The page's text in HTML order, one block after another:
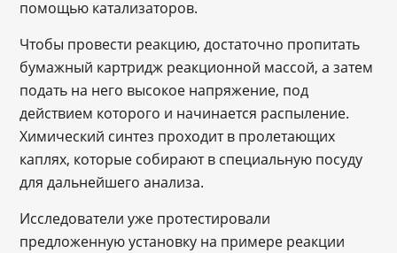
помощью катализаторов.
Чтобы провести реакцию, достаточно пропитать
бумажный картридж реакционной массой, а затем
подать на него высокое напряжение, под
действием которого и начинается распыление.
Химический синтез проходит в пролетающих
каплях, которые собирают в специальную посуду
для дальнейшего анализа.
Исследователи уже протестировали
предложенную установку на примере реакции